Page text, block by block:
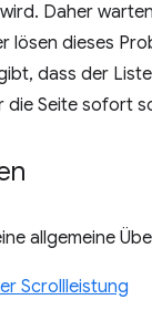
Daher
lösen dieses
dass der
Seite sofort
allgemeine
Scrollleistung